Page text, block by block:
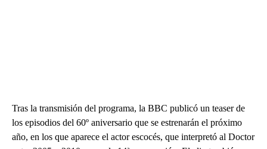
Tras la transmisión del programa, la BBC publicó un teaser de
los episodios del 60º aniversario que se estrenarán el próximo
año, en los que aparece el actor escocés, que interpretó al Doctor